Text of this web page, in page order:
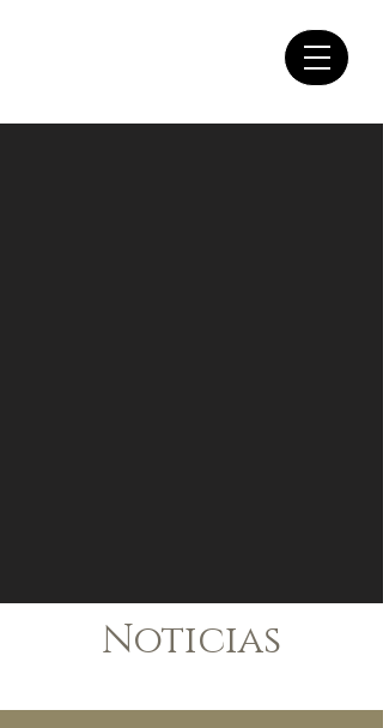
Noticias